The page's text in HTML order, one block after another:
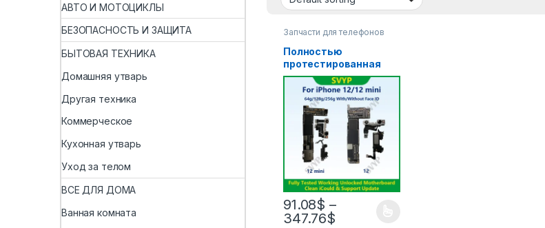
Запчасти для телефонов
Полностью
протестированная
подлинная
материнская плата
для iPhone 12, 64 г/128
г/256 г,
разблокированная
материнская плата с
лицевым
идентификатором,
обновление
поддержки iCloud
91.08$ –
347.76$
АВТО И МОТОЦИКЛЫ
БЕЗОПАСНОСТЬ И ЗАЩИТА
БЫТОВАЯ ТЕХНИКА
Домашняя утварь
Другая техника
Коммерческое
Кухонная утварь
Уход за телом
ВСЕ ДЛЯ ДОМА
Ванная комната